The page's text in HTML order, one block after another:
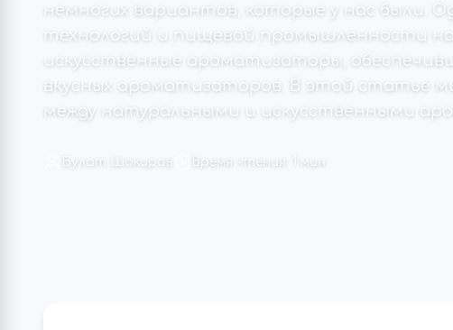
немногих вариантов, которые у нас были.
технологий и пищевой промышленности на
искусственные ароматизаторы,
вкусных ароматизаторов. В этой статье
между натуральными и искусственными
Булат Шакиров Время чтения: 1 мин